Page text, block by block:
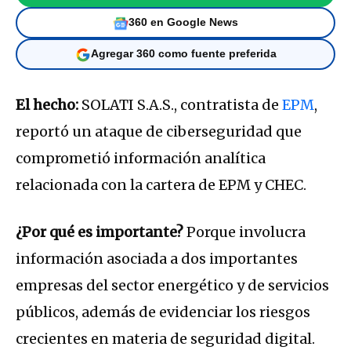
360 en Google News
Agregar 360 como fuente preferida
El hecho: SOLATI S.A.S., contratista de EPM,
reportó un ataque de ciberseguridad que
comprometió información analítica
relacionada con la cartera de EPM y CHEC.
¿Por qué es importante?Porque involucra
información asociada a dos importantes
empresas del sector energético y de servicios
públicos, además de evidenciar los riesgos
crecientes en materia de seguridad digital.